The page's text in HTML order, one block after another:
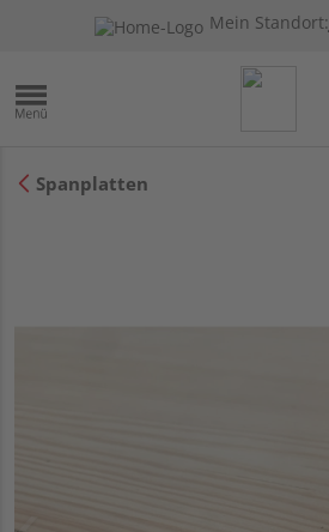
Mein Standort:
Spanplatten